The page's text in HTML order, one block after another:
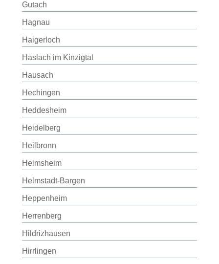
Gutach
Hagnau
Haigerloch
Haslach im Kinzigtal
Hausach
Hechingen
Heddesheim
Heidelberg
Heilbronn
Heimsheim
Helmstadt-Bargen
Heppenheim
Herrenberg
Hildrizhausen
Hirrlingen